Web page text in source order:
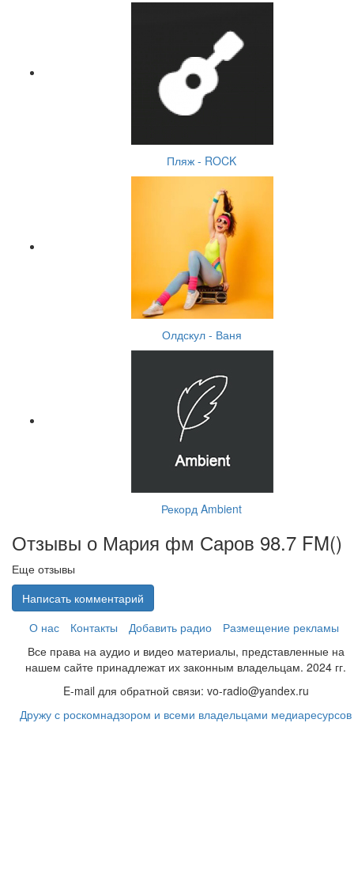
Пляж - ROCK
Олдскул - Ваня
Рекорд Ambient
Отзывы о Мария фм Саров 98.7 FM()
Еще отзывы
Написать комментарий
О нас
Контакты Добавить радио
Размещение рекламы
Все права на аудио и видео материалы, представленные на
нашем сайте принадлежат их законным владельцам. 2024 гг.
E-mail для обратной связи: vo-radio@yandex.ru
Дружу с роскомнадзором и всеми владельцами медиаресурсов